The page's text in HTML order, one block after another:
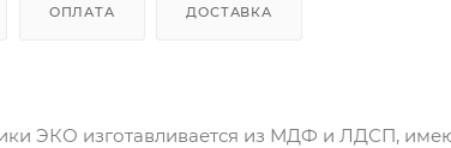
ОПЛАТА ДОСТАВКА
ЭКО изготавливается из МДФ и ЛДСП,